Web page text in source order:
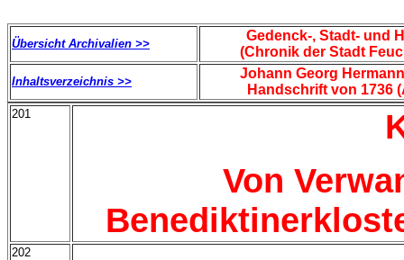
Übersicht Archivalien >>
Gedenck-, Stadt- und
(Chronik der Stadt
Inhaltsverzeichnis >>
Johann Georg
Handschrift von 1736
201
Von
202